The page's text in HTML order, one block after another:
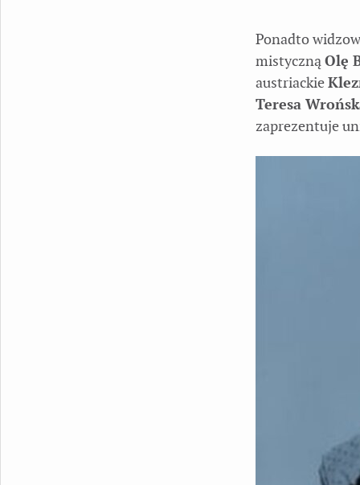
Ponadto
mistycznąOlę
austriackie
Teresa
zaprezentuje